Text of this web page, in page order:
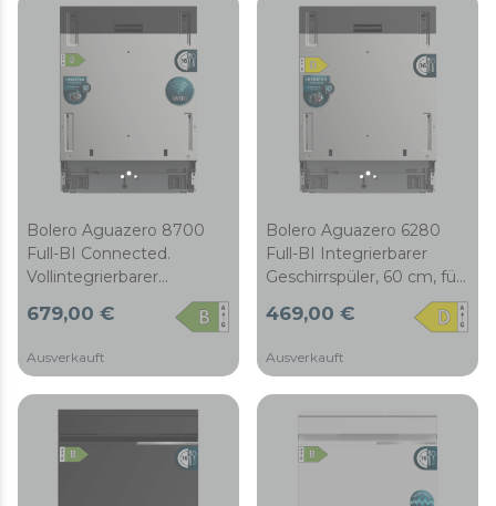
Startzeitvorwahl,
antibakterieller Filter und
Besteckkorb
antibakterieller Filter und
Besteckkorb.
Bolero Aguazero 8700
Full-BI Connected.
Vollintegrierbarer
Geschirrspüler, 60 cm, 16
Maßgedecke,
Inverter Plus Duo Motor,
10 Programme, Touch-
Bedienfeld, SlidePrecision
Pro 90, WLAN, Smart
Voice Control, Smart
679,00 €
Ausverkauft
Bolero Aguazero 6280
Full-BI Integrierbarer
Geschirrspüler, 60 cm, für
16 Maßgedecke, Klasse D,
mit Inverter-Plus-Duo-
Touch-Bedienfeld,
FloorView Light, Extra
Hygiene, Super Dry,
Save+, Silent Wash, Halbe
Beladung, AutoClean,
469,00 €
Ausverkauft